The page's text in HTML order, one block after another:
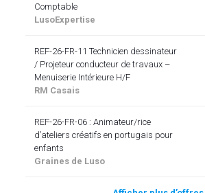
Comptable
LusoExpertise
REF-26-FR-11 Technicien dessinateur
/ Projeteur conducteur de travaux –
Menuiserie Intérieure H/F
RM Casais
REF-26-FR-06 : Animateur/rice
d’ateliers créatifs en portugais pour
enfants
Graines de Luso